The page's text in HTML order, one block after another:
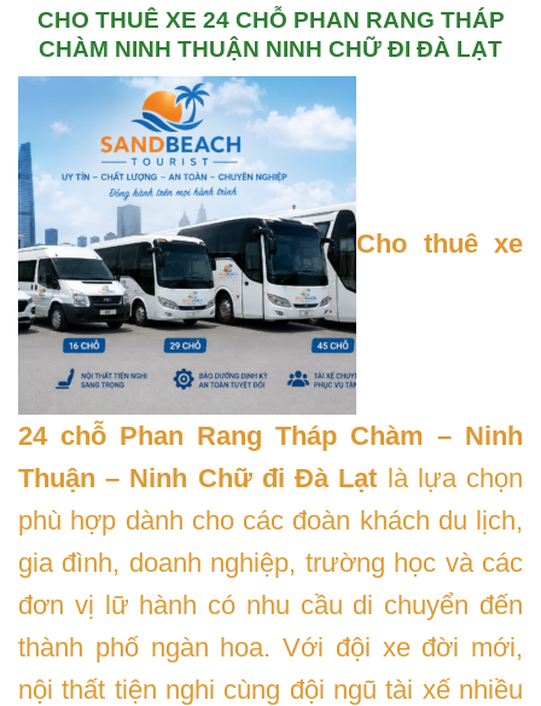
CHO THUÊ XE 24 CHỖ PHAN RANG THÁP
CHÀM NINH THUẬN NINH CHỮ ĐI ĐÀ LẠT
Cho thuê xe
24 chỗ Phan Rang Tháp Chàm – Ninh
Thuận – Ninh Chữ đi Đà Lạt là lựa chọn
phù hợp dành cho các đoàn khách du lịch,
gia đình, doanh nghiệp, trường học và các
đơn vị lữ hành có nhu cầu di chuyển đến
thành phố ngàn hoa. Với đội xe đời mới,
nội thất tiện nghi cùng đội ngũ tài xế nhiều